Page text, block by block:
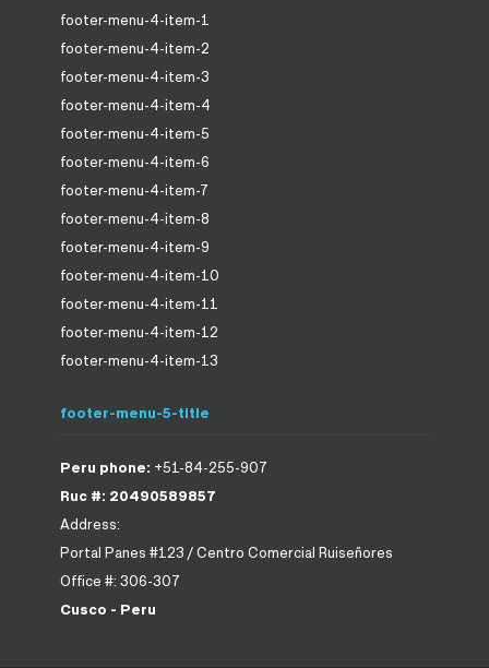
footer-menu-4-item-1
footer-menu-4-item-2
footer-menu-4-item-3
footer-menu-4-item-4
footer-menu-4-item-5
footer-menu-4-item-6
footer-menu-4-item-7
footer-menu-4-item-8
footer-menu-4-item-9
footer-menu-4-item-10
footer-menu-4-item-11
footer-menu-4-item-12
footer-menu-4-item-13
footer-menu-5-title
Peru phone: +51-84-255-907
Ruc #: 20490589857
Address:
Portal Panes #123 / Centro Comercial Ruiseñores
Office #: 306-307
Cusco - Peru